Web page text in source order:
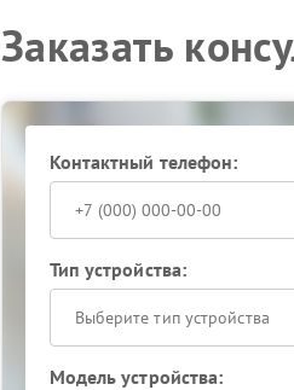
Заказать
Контактный телефон:
Тип устройства:
Выберите тип устройства
Модель устройства: